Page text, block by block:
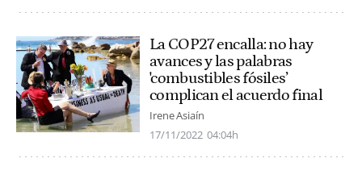
La COP27 encalla: no hay
avances y las palabras
'combustibles fósiles’
complican el acuerdo final
Irene Asiaín
17/11/2022 04:04h